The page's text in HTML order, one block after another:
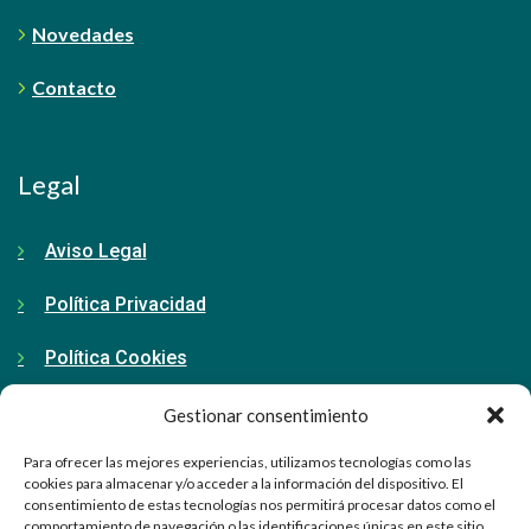
Gestionar consentimiento
Para ofrecer las mejores experiencias, utilizamos tecnologías como las
cookies para almacenar y/o acceder a la información del dispositivo. El
consentimiento de estas tecnologías nos permitirá procesar datos como el
Novedades
Contacto
Legal
Aviso Legal
Política Privacidad
Política Cookies
Contacto
91 798 71 15